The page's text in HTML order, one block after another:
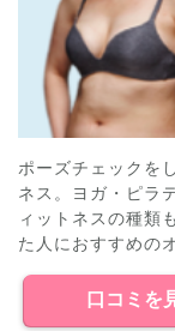
ポーズチェックを
ネス。ヨガ・ピラ
ィットネスの種類
た人におすすめの
口コミを